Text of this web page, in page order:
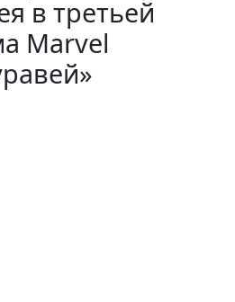
в третьей
Marvel